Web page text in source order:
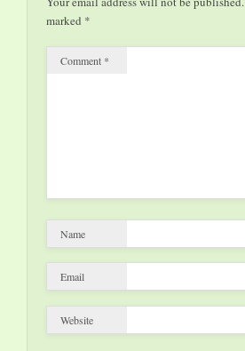
marked *
Comment *
Name
Email
Website